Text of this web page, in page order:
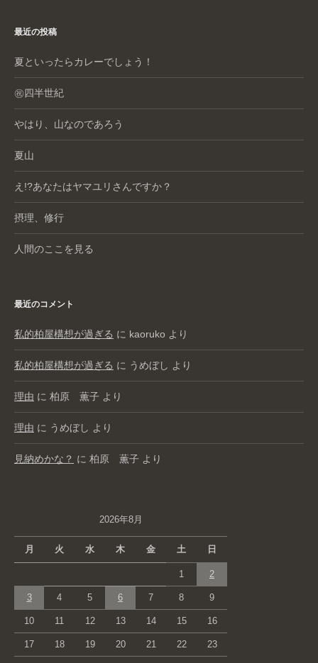
最近の投稿
夏といったらカレーでしょう！
㊗️四半世紀
やはり、山なのであろう
夏山
え!?あなたはヤマユリさんですか？
摂理、修行
人間のここを見る
最近のコメント
私的柏屋構想が過ぎる に kaoruko より
私的柏屋構想が過ぎる に うめぼし より
理由 に 柏原 薫子 より
理由 に うめぼし より
見納めかな？ に 柏原 薫子 より
2026年8月
月 火 水 木 金 土 日
1 2
3 4 5 6 7 8 9
10 11 12 13 14 15 16
17 18 19 20 21 22 23